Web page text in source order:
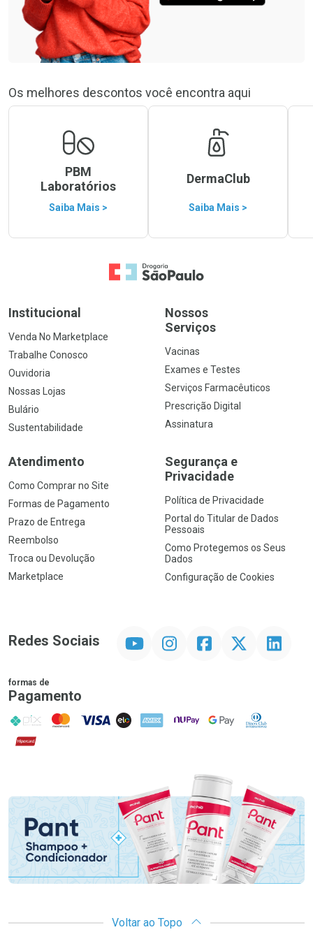
Os melhores descontos você encontra aqui
PBM
Laboratórios
Saiba Mais >
DermaClub
Saiba Mais >
Ir para a Home
Institucional
Venda No Marketplace
Trabalhe Conosco
Ouvidoria
Nossas Lojas
Bulário
Sustentabilidade
Nossos
Serviços
Vacinas
Exames e Testes
Serviços Farmacêuticos
Prescrição Digital
Assinatura
Atendimento
Como Comprar no Site
Formas de Pagamento
Prazo de Entrega
Reembolso
Troca ou Devolução
Marketplace
Segurança e
Privacidade
Política de Privacidade
Portal do Titular de Dados
Pessoais
Como Protegemos os Seus
Dados
Configuração de Cookies
Redes Sociais InstagramFacebookTwitter Linkedin
formas de
Pagamento
PIX MasterCard
VISA ELO AMEX NuPay Google PayDiners Club
Hipercard
Voltar ao Topo